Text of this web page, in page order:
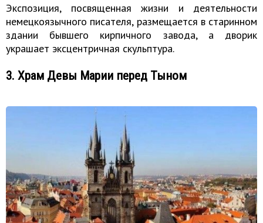
Экспозиция, посвященная жизни и деятельности
немецкоязычного писателя, размещается в старинном
здании бывшего кирпичного завода, а дворик
украшает эксцентричная скульптура.
3. Храм Девы Марии перед Тыном